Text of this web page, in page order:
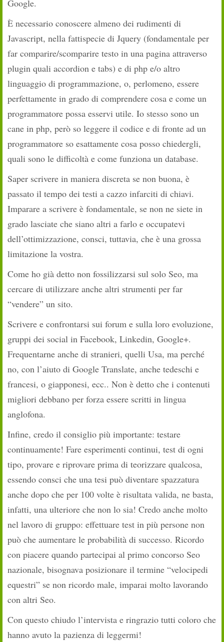
Google.
È necessario conoscere almeno dei rudimenti di
Javascript, nella fattispecie di Jquery (fondamentale per
far comparire/scomparire testo in una pagina attraverso
plugin quali accordion e tabs) e di php e/o altro
linguaggio di programmazione, o, perlomeno, essere
perfettamente in grado di comprendere cosa e come un
programmatore possa esservi utile. Io stesso sono un
cane in php, però so leggere il codice e di fronte ad un
programmatore so esattamente cosa posso chiedergli,
quali sono le difficoltà e come funziona un database.
Saper scrivere in maniera discreta se non buona, è
passato il tempo dei testi a cazzo infarciti di chiavi.
Imparare a scrivere è fondamentale, se non ne siete in
grado lasciate che siano altri a farlo e occupatevi
dell’ottimizzazione, consci, tuttavia, che è una grossa
limitazione la vostra.
Come ho già detto non fossilizzarsi sul solo Seo, ma
cercare di utilizzare anche altri strumenti per far
“vendere” un sito.
Scrivere e confrontarsi sui forum e sulla loro evoluzione,
gruppi dei social in Facebook, Linkedin, Google+.
Frequentarne anche di stranieri, quelli Usa, ma perché
no, con l’aiuto di Google Translate, anche tedeschi e
francesi, o giapponesi, ecc.. Non è detto che i contenuti
migliori debbano per forza essere scritti in lingua
anglofona.
Infine, credo il consiglio più importante: testare
continuamente! Fare esperimenti continui, test di ogni
tipo, provare e riprovare prima di teorizzare qualcosa,
essendo consci che una tesi può diventare spazzatura
anche dopo che per 100 volte è risultata valida, ne basta,
infatti, una ulteriore che non lo sia! Credo anche molto
nel lavoro di gruppo: effettuare test in più persone non
può che aumentare le probabilità di successo. Ricordo
con piacere quando partecipai al primo concorso Seo
nazionale, bisognava posizionare il termine “velocipedi
equestri” se non ricordo male, imparai molto lavorando
con altri Seo.
Con questo chiudo l’intervista e ringrazio tutti coloro che
hanno avuto la pazienza di leggermi!